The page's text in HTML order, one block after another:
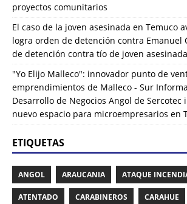
proyectos comunitarios
El caso de la joven asesinada en Temuco
logra orden de detención contra Emanuel
de detención contra tío de joven
"Yo Elijo Malleco": innovador punto de
emprendimientos de Malleco - Sur
Desarrollo de Negocios Angol de Sercotec
nuevo espacio para microempresarios en
ETIQUETAS
ANGOL ARAUCANIA ATAQUE
ATENTADO CARABINEROS CARAHUE